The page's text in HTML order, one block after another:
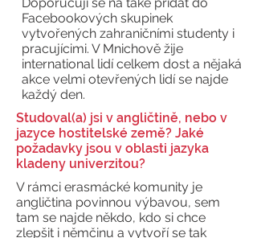
Facebookových skupinek
vytvořených zahraničními studenty i
pracujícimi. V Mnichově žije
international lidí celkem dost a nějaká
akce velmi otevřených lidí se najde
každý den.
Studoval(a) jsi v angličtině, nebo v
jazyce hostitelské země? Jaké
požadavky jsou v oblasti jazyka
kladeny univerzitou?
V rámci erasmácké komunity je
angličtina povinnou výbavou, sem
tam se najde někdo, kdo si chce
zlepšit i němčinu a vytvoří se tak